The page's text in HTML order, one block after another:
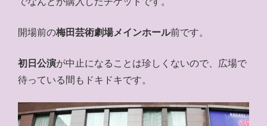
開場前の梅田芸術劇場メインホール前です。
初日公演が中止になることは珍しくないので、広場で
待っている間もドキドキです。